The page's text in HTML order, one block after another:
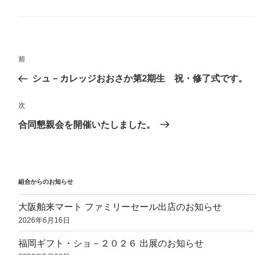
投
ナ
ビ
ゲ
ン
前
の
稿
前
シュ－カレッジおおさか第2期生 祝・修了式です。
次
の
次
合同懇親会を開催いたしました。
組合からのお知らせ
大阪舶来マート ファミリーセール出店のお知らせ
2026年6月16日
福岡ギフト・ショ－２０２６ 出展のお知らせ